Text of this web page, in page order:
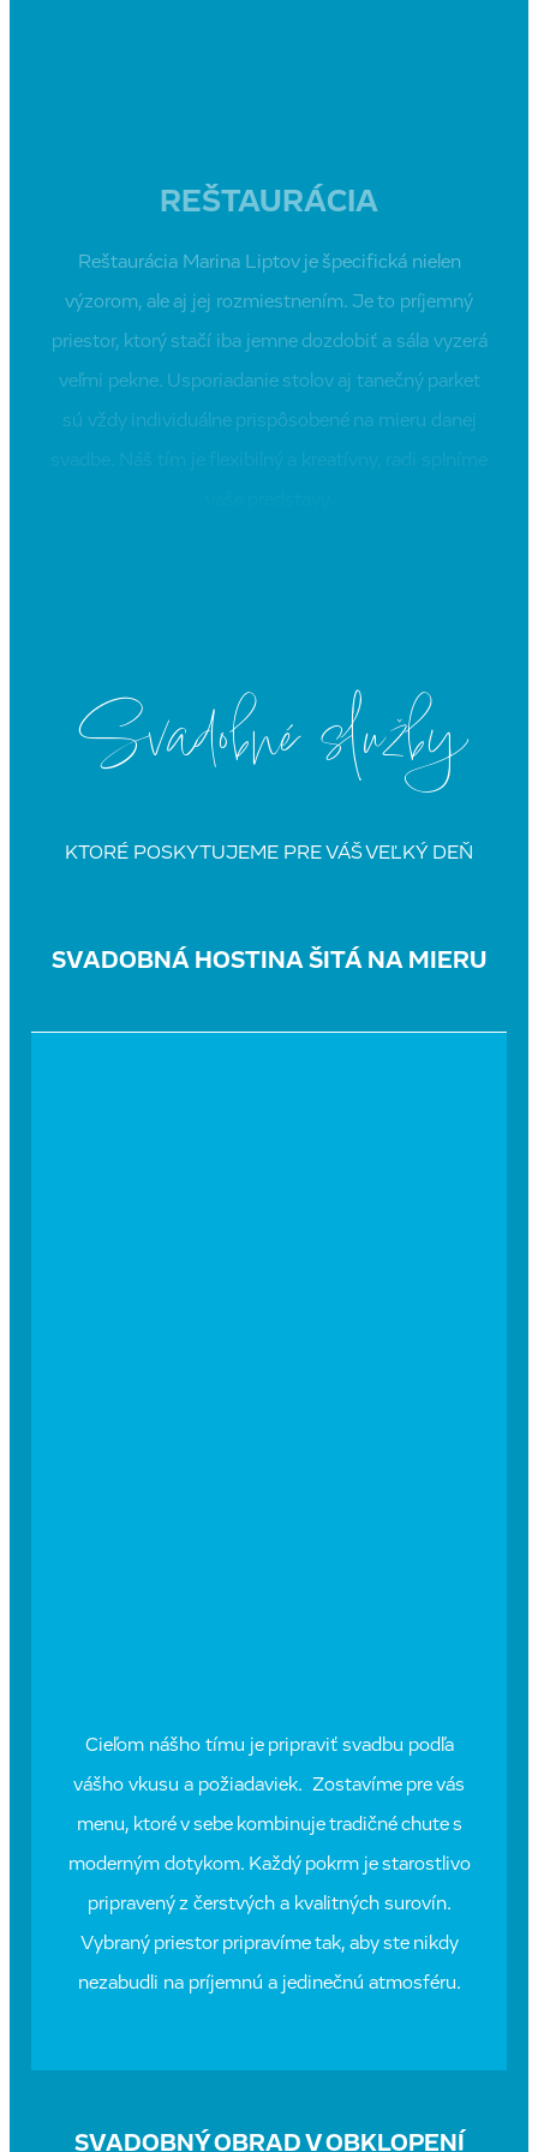
REŠTAURÁCIA
Reštaurácia Marina Liptov je špecifická nielen
výzorom, ale aj jej rozmiestnením. Je to príjemný
priestor, ktorý stačí iba jemne dozdobiť a sála vyzerá
veľmi pekne. Usporiadanie stolov aj tanečný parket
sú vždy individuálne prispôsobené na mieru danej
svadbe. Náš tím je flexibilný a kreatívny, radi splníme
TERASA REŠTAURÁCIE
K reštaurácii prislúcha aj terasa, ktorá poskytuje
Svadobné služby
KTORÉ POSKYTUJEME PRE VÁŠ VEĽKÝ DEŇ
SVADOBNÁ HOSTINA ŠITÁ NA MIERU
Cieľom nášho tímu je pripraviť svadbu podľa
vášho vkusu a požiadaviek. Zostavíme pre vás
menu, ktoré v sebe kombinuje tradičné chute s
moderným dotykom. Každý pokrm je starostlivo
pripravený z čerstvých a kvalitných surovín.
Vybraný priestor pripravíme tak, aby ste nikdy
nezabudli na príjemnú a jedinečnú atmosféru.
SVADOBNÝ OBRAD V OBKLOPENÍ